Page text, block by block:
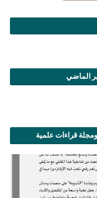
الماضي
قراءات علمية